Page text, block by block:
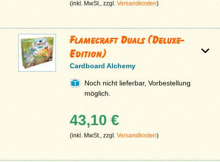
(inkl. MwSt., zzgl.Versandkosten)
Flamecraft Duals (Deluxe-
Edition)
Cardboard Alchemy
Noch nicht lieferbar, Vorbestellung
möglich.
43,10 €
(inkl. MwSt., zzgl.Versandkosten)